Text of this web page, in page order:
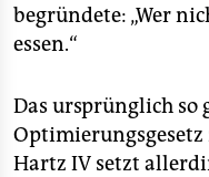
begründete: „Wer
essen.“
Das ursprünglich so
Hartz IV setzt